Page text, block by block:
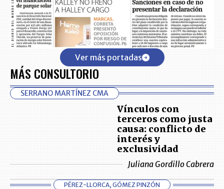
Ver más portadas
MÁS CONSULTORIO
SERRANO MARTÍNEZ CMA
Vínculos con
terceros como justa
causa: conflicto de
interés y
exclusividad
Juliana Gordillo Cabrera
PÉREZ-LLORCA, GÓMEZ PINZÓN